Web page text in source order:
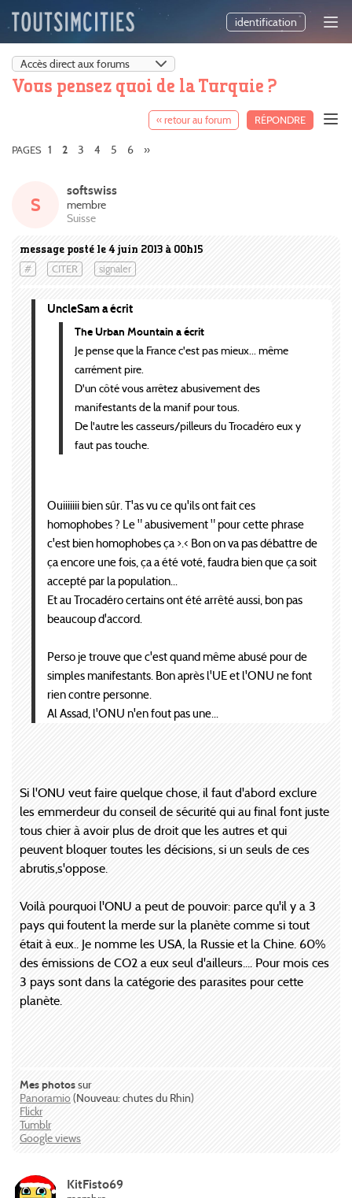
identification
Vous pensez quoi de la Turquie ?
« retour au forum RÉPONDRE
PAGES 1 2 3 4 5 6 »
message posté le 4 juin 2013 à 00h15
# CITER signaler
S
softswiss
membre
Suisse
UncleSam a écrit
The Urban Mountain a écrit
Je pense que la France c'est pas mieux... même
carrément pire.
D'un côté vous arrêtez abusivement des
manifestants de la manif pour tous.
De l'autre les casseurs/pilleurs du Trocadéro eux y
faut pas touche.
Ouiiiiiii bien sûr. T'as vu ce qu'ils ont fait ces
homophobes ? Le " abusivement " pour cette phrase
c'est bien homophobes ça >.< Bon on va pas débattre de
ça encore une fois, ça a été voté, faudra bien que ça soit
accepté par la population...
Et au Trocadéro certains ont été arrêté aussi, bon pas
beaucoup d'accord.
Perso je trouve que c'est quand même abusé pour de
simples manifestants. Bon après l'UE et l'ONU ne font
rien contre personne.
Al Assad, l'ONU n'en fout pas une...
Si l'ONU veut faire quelque chose, il faut d'abord exclure
les emmerdeur du conseil de sécurité qui au final font juste
tous chier à avoir plus de droit que les autres et qui
peuvent bloquer toutes les décisions, si un seuls de ces
abrutis,s'oppose.
Voilà pourquoi l'ONU a peut de pouvoir: parce qu'il y a 3
pays qui foutent la merde sur la planète comme si tout
était à eux.. Je nomme les USA, la Russie et la Chine. 60%
des émissions de CO2 a eux seul d'ailleurs.... Pour mois ces
3 pays sont dans la catégorie des parasites pour cette
planète.
Mes photossur
Panoramio(Nouveau: chutes du Rhin)
Flickr
Tumblr
Google views
KitFisto69